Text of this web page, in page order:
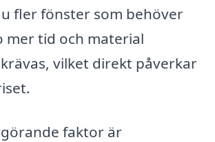
fler fönster som behöver
mer tid och material
vilket direkt påverkar
faktor är